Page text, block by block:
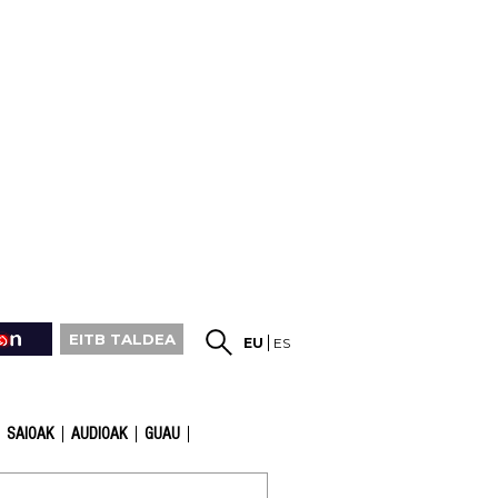
EITB TALDEA EU ES
SAIOAK AUDIOAK GUAU